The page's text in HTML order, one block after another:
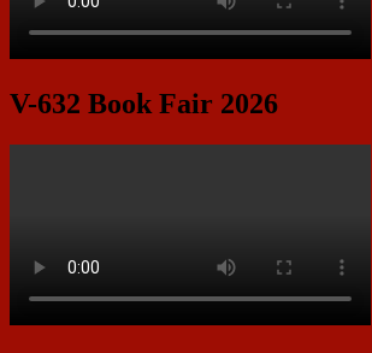
V-632 Book Fair 2026